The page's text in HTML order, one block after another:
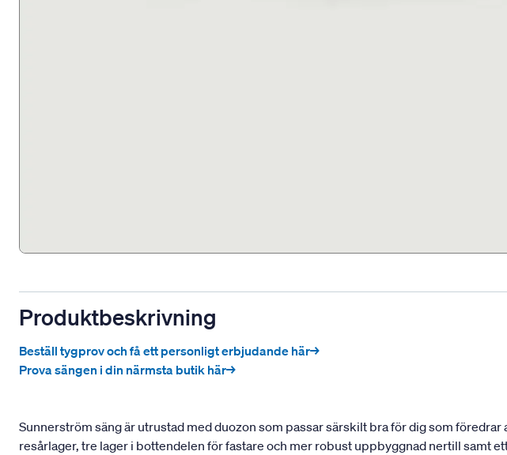
Produktbeskrivning
Beställ tygprov och få ett personligt erbjudande här→
Prova sängen i din närmsta butik här→
Sunnerström säng är utrustad med duozon som passar särskilt bra för dig som
resårlager, tre lager i bottendelen för fastare och mer robust uppbyggnad nertill samt